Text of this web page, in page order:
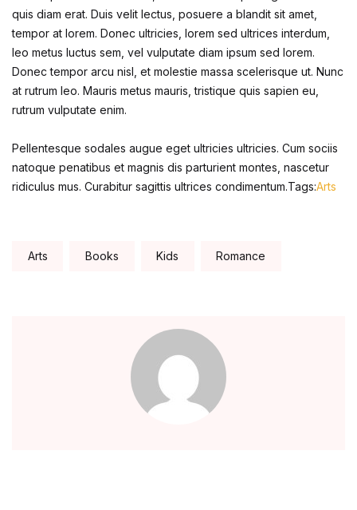
quis diam erat. Duis velit lectus, posuere a blandit sit amet,
tempor at lorem. Donec ultricies, lorem sed ultrices interdum,
leo metus luctus sem, vel vulputate diam ipsum sed lorem.
Donec tempor arcu nisl, et molestie massa scelerisque ut. Nunc
at rutrum leo. Mauris metus mauris, tristique quis sapien eu,
rutrum vulputate enim.
Pellentesque sodales augue eget ultricies ultricies. Cum sociis
natoque penatibus et magnis dis parturient montes, nascetur
ridiculus mus. Curabitur sagittis ultrices condimentum.Tags:Arts
Tags:
Arts Books Kids Romance